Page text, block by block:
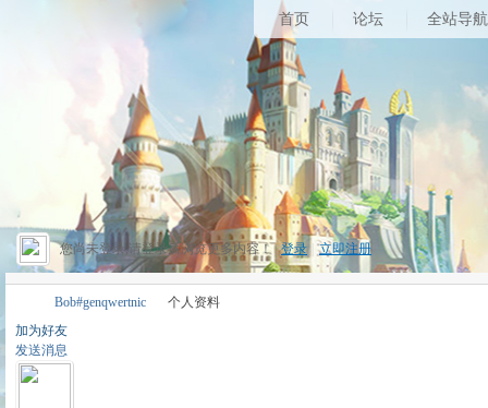
首页 论坛 全站导航
您尚未登录,请登录后浏览更多内容！ 登录 立即注册
Bob#genqwertnic
个人资料
加为好友
发送消息